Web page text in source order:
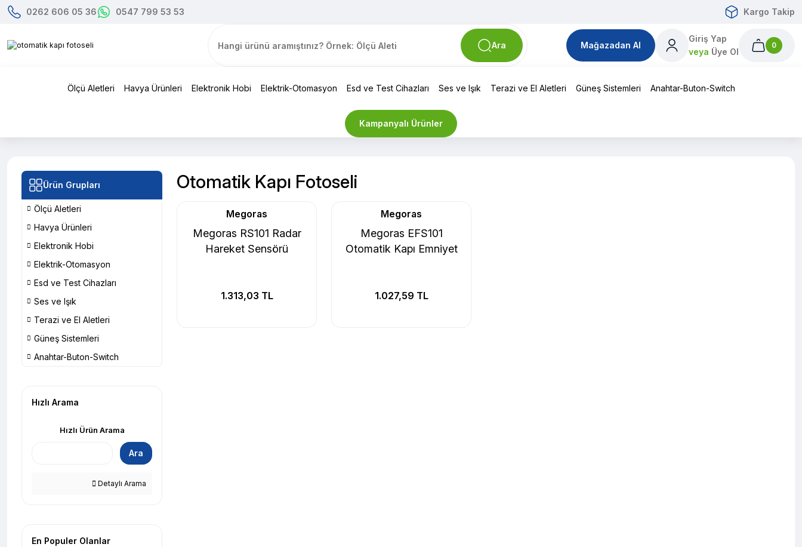
0262 606 05 36 0547 799 53 53 Kargo Takip
Ara Mağazadan Al
Giriş Yap
veya Üye Ol
0
Ölçü Aletleri Havya Ürünleri Elektronik Hobi Elektrik-Otomasyon Esd ve Test Cihazları Ses ve Işık Terazi ve El Aletleri Güneş Sistemleri Anahtar-Buton-Switch
Kampanyalı Ürünler
Ürün Grupları
Ölçü Aletleri
Havya Ürünleri
Elektronik Hobi
Elektrik-Otomasyon
Esd ve Test Cihazları
Ses ve Işık
Terazi ve El Aletleri
Güneş Sistemleri
Anahtar-Buton-Switch
Hızlı Arama
Hızlı Ürün Arama
Ara
Detaylı Arama
En Populer Olanlar
Otomatik Kapı Fotoseli
Megoras
Megoras RS101 Radar
Hareket Sensörü
1.313,03 TL
Megoras
Megoras EFS101
Otomatik Kapı Emniyet
1.027,59 TL